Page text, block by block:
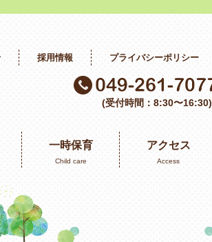
採用情報 プライバシーポリシー
(受付時間：8:30〜16:30)
一時保育
Child care
アクセス
Access